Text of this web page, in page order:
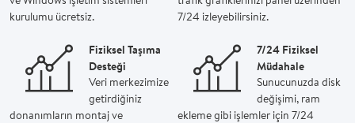
kurulumu ücretsiz.
Fiziksel Taşıma
Desteği
Veri merkezimize
getirdiğiniz
donanımların montaj ve
7/24 izleyebilirsiniz.
7/24 Fiziksel
Müdahale
Sunucunuzda disk
değişimi, ram
ekleme gibi işlemler için 7/24